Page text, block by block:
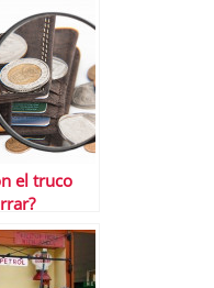
el truco